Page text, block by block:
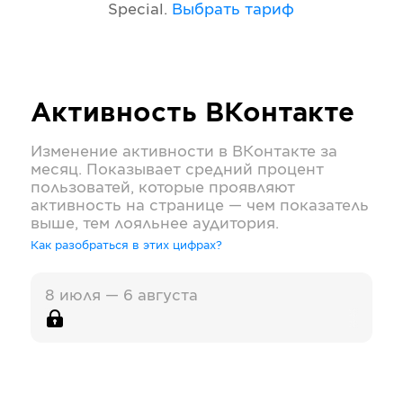
Special . Выбрать тариф
Активность ВКонтакте
Изменение активности в ВКонтакте за
месяц. Показывает средний процент
пользоватей, которые проявляют
активность на странице — чем показатель
выше, тем лояльнее аудитория.
Как разобраться в этих цифрах?
8 июля — 6 августа